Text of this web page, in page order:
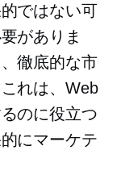
ではない可
がありま
徹底的な市
れは、Web
のに役立つ
にマーケテ